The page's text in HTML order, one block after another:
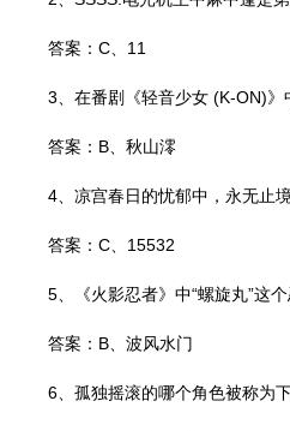
答案：C、11
3、在番剧《轻音少女 (K-ON)》
答案：B、秋山澪
4、凉宫春日的忧郁中，永无止
答案：C、15532
5、《火影忍者》中“螺旋丸”这
答案：B、波风水门
6、孤独摇滚的哪个角色被称为